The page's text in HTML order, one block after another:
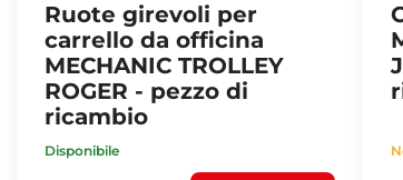
Ruote girevoli per
carrello da officina
MECHANIC TROLLEY
ROGER - pezzo di
ricambio
Disponibile